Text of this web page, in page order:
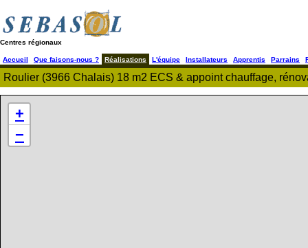
Centres régionaux
Accueil Que faisons-nous ? Réalisations L'équipe Installateurs Apprentis Parrains
Roulier (3966 Chalais) 18 m2 ECS & appoint chauffage,
+
−